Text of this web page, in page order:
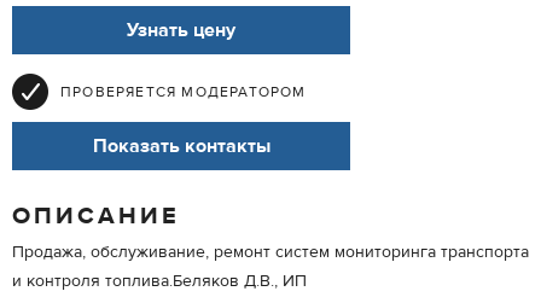
Узнать цену
ПРОВЕРЯЕТСЯ МОДЕРАТОРОМ
Показать контакты
ОПИСАНИЕ
Продажа, обслуживание, ремонт систем мониторинга транспорта
и контроля топлива.Беляков Д.В., ИП